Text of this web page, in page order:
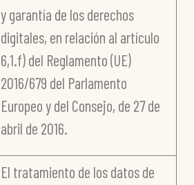
y garantía de los derechos
digitales, en relación al artículo
6,1.f) del Reglamento (UE)
2016/679 del Parlamento
Europeo y del Consejo, de 27 de
abril de 2016.
El tratamiento de los datos de